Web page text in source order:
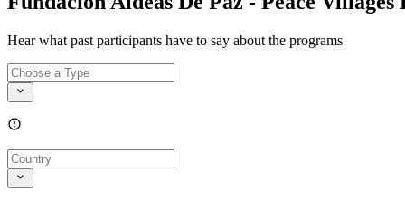
Hear what past participants have to say about the programs